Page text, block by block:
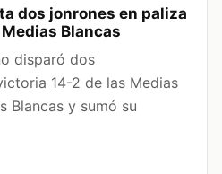
dos jonrones en paliza
Blancas
disparó dos
14-2 de las Medias
Blancas y sumó su